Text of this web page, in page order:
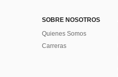
SOBRE NOSOTROS
Quienes Somos
Carreras